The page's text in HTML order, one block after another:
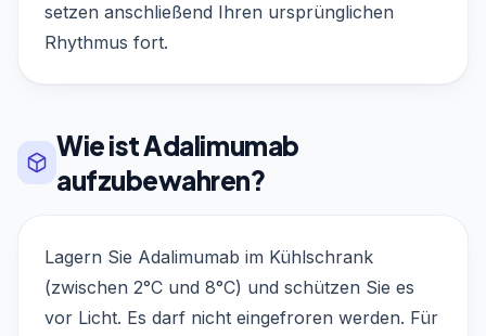
setzen anschließend Ihren ursprünglichen
Rhythmus fort.
Wie ist Adalimumab
aufzubewahren?
Lagern Sie Adalimumab im Kühlschrank
(zwischen 2°C und 8°C) und schützen Sie es
vor Licht. Es darf nicht eingefroren werden. Für